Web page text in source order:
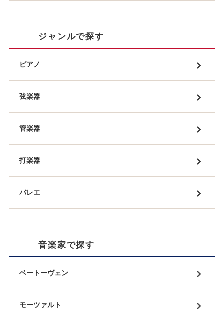
ジャンルで探す
ピアノ
弦楽器
管楽器
打楽器
バレエ
音楽家で探す
ベートーヴェン
モーツァルト